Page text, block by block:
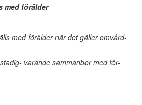
med förälder
med förälder när det gäller omvård-
varande sammanbor med för-